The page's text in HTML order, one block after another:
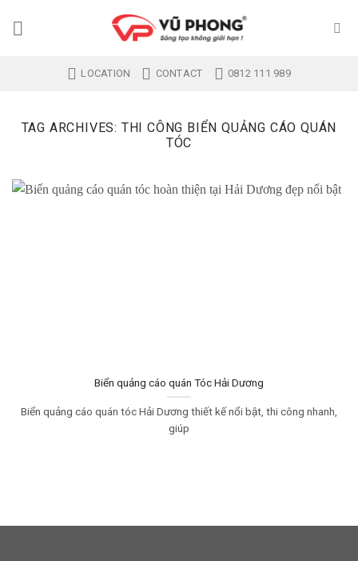
LOCATION CONTACT 0812 111 989
TAG ARCHIVES: THI CÔNG BIỂN QUẢNG CÁO QUÁN
TÓC
Biển quảng cáo quán Tóc Hải Dương
Biển quảng cáo quán tóc Hải Dương thiết kế nổi bật, thi công nhanh,
giúp